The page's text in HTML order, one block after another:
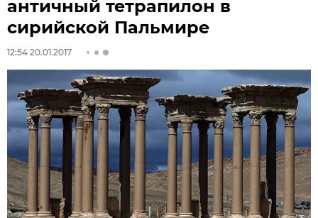
античный тетрапилон в
сирийской Пальмире
12:54 20.01.2017